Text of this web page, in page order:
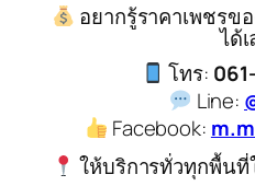
อยากรู้ราคาเพชรข
ได้
โทร:
Line:
Facebook:
ให้บริการทั่วทุกพื้นที่